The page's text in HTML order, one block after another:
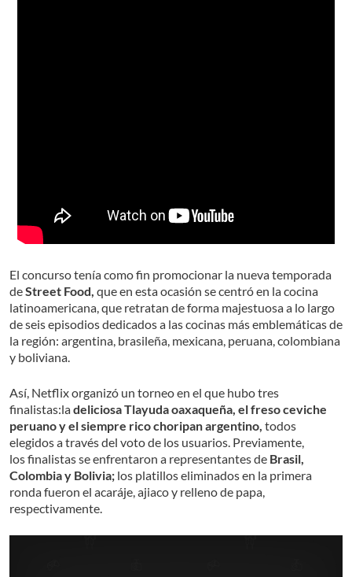
El concurso tenía como fin promocionar la nueva temporada
deStreet Food, que en esta ocasión se centró en la cocina
latinoamericana, que retratan de forma majestuosa a lo largo
de seis episodios dedicados a las cocinas más emblemáticas de
la región: argentina, brasileña, mexicana, peruana, colombiana
y boliviana.
Así, Netflix organizó un torneo en el que hubo tres
finalistas:ladeliciosa Tlayuda oaxaqueña, el freso ceviche
peruano y el siempre rico choripan argentino, todos
elegidos a través del voto de los usuarios. Previamente,
los finalistas se enfrentaron a representantes de Brasil,
Colombia y Bolivia; los platillos eliminados en la primera
ronda fueron el acaráje, ajiaco y relleno de papa,
respectivamente.